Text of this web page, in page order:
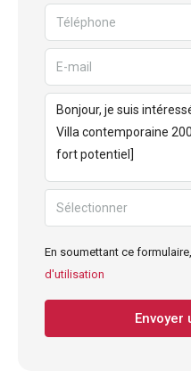
Sélectionner
En soumettant ce
d'utilisation
Envoyer